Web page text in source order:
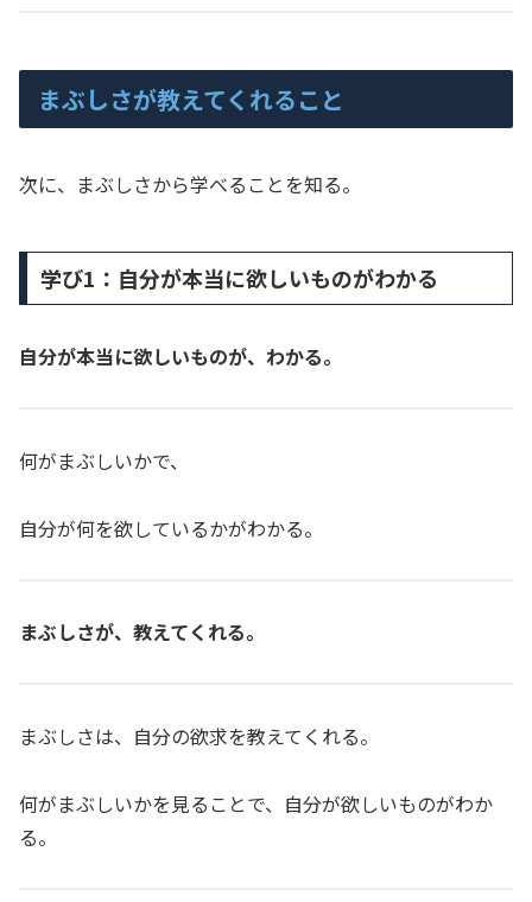
まぶしさが教えてくれること
次に、まぶしさから学べることを知る。
学び1：自分が本当に欲しいものがわかる
自分が本当に欲しいものが、わかる。
何がまぶしいかで、
自分が何を欲しているかがわかる。
まぶしさが、教えてくれる。
まぶしさは、自分の欲求を教えてくれる。
何がまぶしいかを見ることで、自分が欲しいものがわか
る。